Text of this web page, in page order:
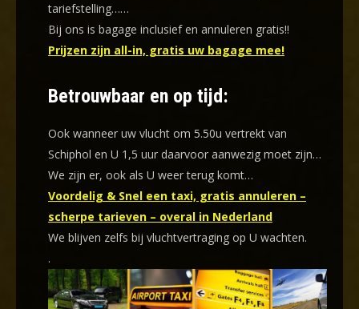
tariefstelling……
Bij ons is bagage inclusief en annuleren gratis!!
Prijzen zijn all-in, gratis uw bagage mee!
Betrouwbaar en op tijd:
Ook wanneer uw vlucht om 5.50u vertrekt van
Schiphol en U 1,5 uur daarvoor aanwezig moet zijn…
We zijn er, ook als U weer terug komt…
Voordelig & Snel een taxi, gratis annuleren –
scherpe tarieven – overal in Nederland
We blijven zelfs bij vluchtvertraging op U wachten.
.